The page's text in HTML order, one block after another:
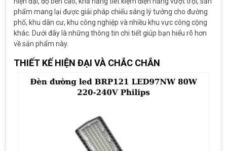
phẩm mang lại được giải pháp chiếu sáng lý tưởng cho đường
phố, khu dân cư, khu công nghiệp và nhiều khu vực công cộng
khác. Dưới đây là những thông tin chi tiết giúp bạn hiểu rõ hơn
về sản phẩm này.
THIẾT KẾ HIỆN ĐẠI VÀ CHẮC CHẮN